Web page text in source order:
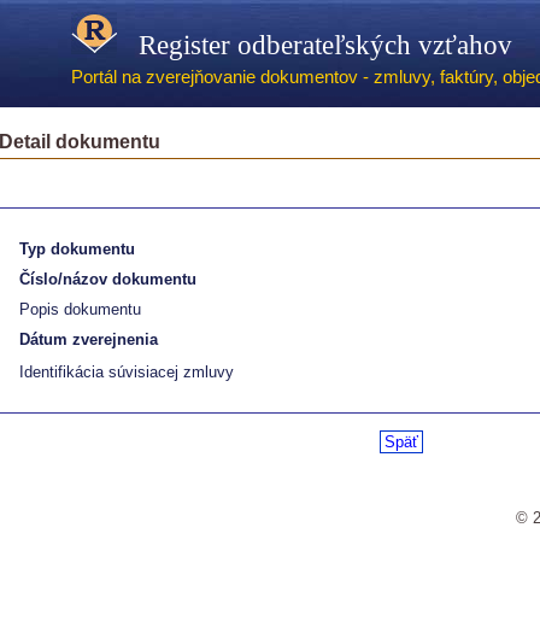
Register odberateľských vzťahov
Portál na zverejňovanie dokumentov - zmluvy, faktúry,
Detail dokumentu
Typ dokumentu
Číslo/názov dokumentu
Popis dokumentu
Dátum zverejnenia
Identifikácia súvisiacej zmluvy
Späť
©